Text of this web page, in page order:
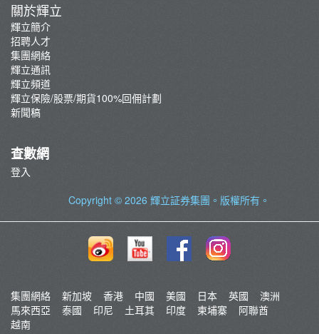
關於輝立
輝立簡介
招聘人才
集團網絡
輝立通訊
輝立頻道
輝立保險/股票/期貨100%回佣計劃
新聞稿
查數網
登入
Copyright © 2026 輝立証券集團 。版權所有。
集團網絡 新加坡 香港 中國 美國 日本 英國
澳洲
馬來西亞
泰國 印尼 土耳其 印度 柬埔寨
阿聯酋
越南